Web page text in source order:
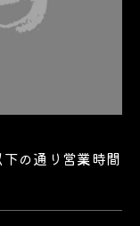
の通り営業時間